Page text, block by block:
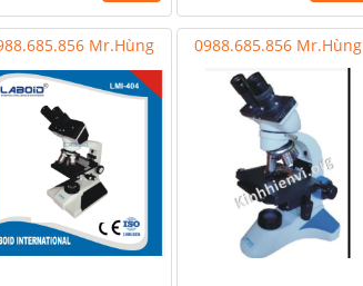
Mr.Hùng 0988.685.856 Mr.Hùng
0988.685.856 Mr.Hùng